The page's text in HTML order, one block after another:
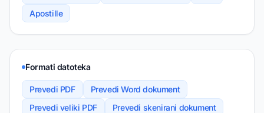
Apostille
Formati datoteka
Prevedi PDF
Prevedi Word dokument
Prevedi veliki PDF
Prevedi skenirani dokument